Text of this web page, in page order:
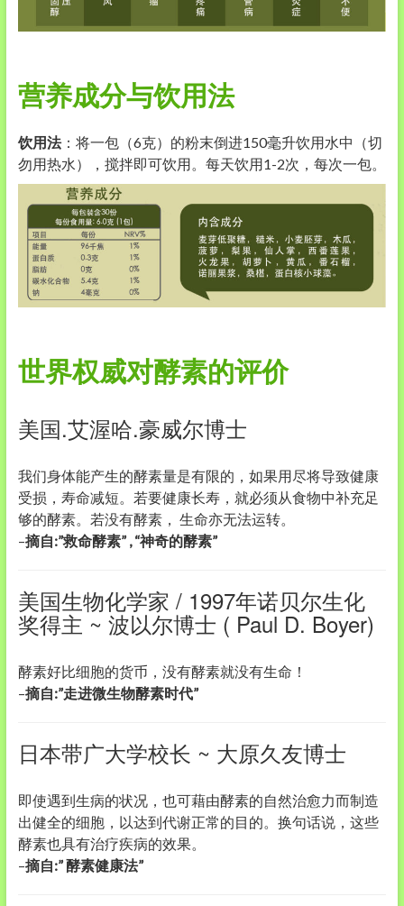
营养成分与饮用法
饮用法：将一包（6克）的粉末倒进150毫升饮用水中（切
勿用热水），搅拌即可饮用。每天饮用1-2次，每次一包。
世界权威对酵素的评价
美国.艾渥哈.豪威尔博士
我们身体能产生的酵素量是有限的，如果用尽将导致健康
受损，寿命减短。若要健康长寿，就必须从食物中补充足
够的酵素。若没有酵素， 生命亦无法运转。
–摘自:”救命酵素” , “神奇的酵素”
美国生物化学家 / 1997年诺贝尔生化
奖得主 ~ 波以尔博士 ( Paul D. Boyer)
酵素好比细胞的货币，没有酵素就没有生命！
–摘自:”走进微生物酵素时代”
日本带广大学校长 ~ 大原久友博士
即使遇到生病的状况，也可藉由酵素的自然治愈力而制造
出健全的细胞，以达到代谢正常的目的。换句话说，这些
酵素也具有治疗疾病的效果。
–摘自:” 酵素健康法”